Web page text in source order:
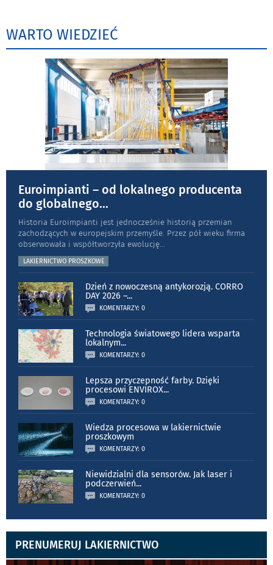
WARTO WIEDZIEĆ
Euroimpianti – od lokalnego producenta
do globalnego...
Historia Euroimpianti jest jednocześnie historią przemian
zachodzących w europejskim przemyśle. Przez pół wieku firma
obserwowała i współtworzyła ewolucję...
LAKIERNICTWO PROSZKOWE
Dzień z nowoczesną antykorozją. CORRO
DAY 2026 –...
KOMENTARZY: 0
Technologia światowego lidera wsparta
lokalnym...
KOMENTARZY: 0
Lepsza przyczepność farby. Dzięki
procesowi ENVIROX...
KOMENTARZY: 0
Wiedza procesowa w lakiernictwie
proszkowym
KOMENTARZY: 0
Niewidzialni dla sensorów. Jak laser i
podczerwień...
KOMENTARZY: 0
PRENUMERUJ LAKIERNICTWO